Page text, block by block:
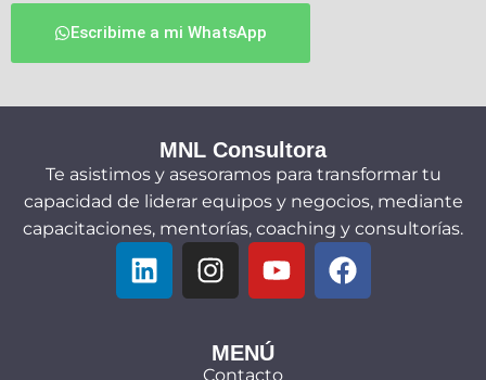
Escribime a mi WhatsApp
MNL Consultora
Te asistimos y asesoramos para transformar tu
capacidad de liderar equipos y negocios, mediante
capacitaciones, mentorías, coaching y consultorías.
MENÚ
Contacto